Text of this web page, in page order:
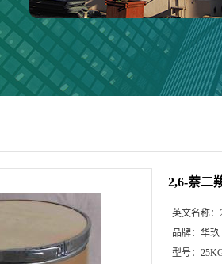
2,6-萘二
英文名称：
品牌： 华玖
型号：